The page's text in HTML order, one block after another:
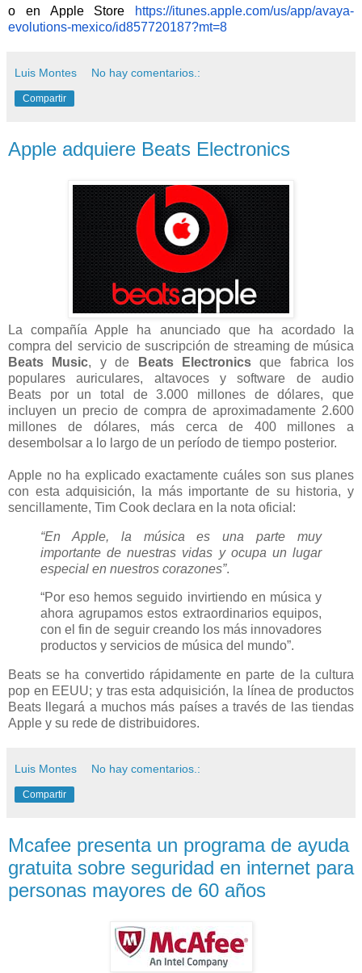
o en Apple Store
https://itunes.apple.com/us/app/avaya-
evolutions-mexico/id857720187?mt=8
Luis Montes No hay comentarios.:
Compartir
Apple adquiere Beats Electronics
La compañía Apple ha anunciado que ha acordado la
compra del servicio de suscripción de streaming de música
Beats Music, y de Beats Electronicsque fabrica los
populares auriculares, altavoces y software de audio
Beats por un total de 3.000 millones de dólares, que
incluyen un precio de compra de aproximadamente 2.600
millones de dólares, más cerca de 400 millones a
desembolsar a lo largo de un período de tiempo posterior.
Apple no ha explicado exactamente cuáles son sus planes
con esta adquisición, la más importante de su historia, y
sencillamente, Tim Cook declara en la nota oficial:
“En Apple, la música es una parte muy
importante de nuestras vidas y ocupa un lugar
especial en nuestros corazones”.
“Por eso hemos seguido invirtiendo en música y
ahora agrupamos estos extraordinarios equipos,
con el fin de seguir creando los más innovadores
productos y servicios de música del mundo”.
Beats se ha convertido rápidamente en parte de la cultura
pop en EEUU; y tras esta adquisición, la línea de productos
Beats llegará a muchos más países a través de las tiendas
Apple y su rede de distribuidores.
Luis Montes No hay comentarios.:
Compartir
Mcafee presenta un programa de ayuda
gratuita sobre seguridad en internet para
personas mayores de 60 años